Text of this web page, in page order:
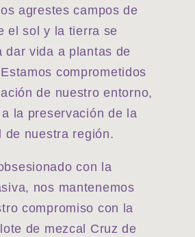
agrestes campos de
el sol y la tierra se
dar vida a plantas de
comprometidos
de nuestro entorno,
la preservación de la
de nuestra región.
con la
nos mantenemos
compromiso con la
de mezcal Cruz de